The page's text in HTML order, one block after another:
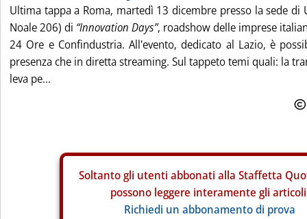
Ultima tappa a Roma, martedì 13 dicembre presso la sede di
Noale 206) di “Innovation Days”, roadshow delle imprese
24 Ore e Confindustria. All'evento, dedicato al Lazio, è
presenza che in diretta streaming. Sul tappeto temi quali: la
leva pe...
Soltanto gli utenti abbonati alla Staffetta
possono leggere interamente gli
Richiedi un abbonamento di prova